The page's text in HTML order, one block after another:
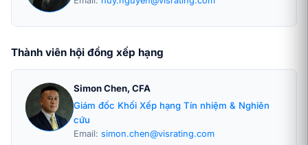
Thành viên hội đồng xếp hạng
Simon Chen, CFA
Giám đốc Khối Xếp hạng Tín nhiệm & Nghiên
cứu
Email: simon.chen@visrating.com